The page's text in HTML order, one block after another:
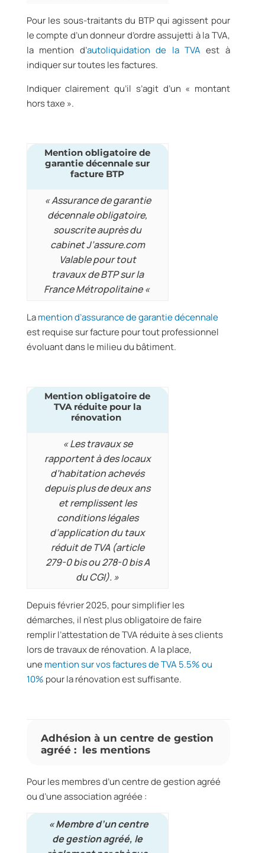
Pour les sous-traitants du BTP qui agissent pour
le compte d’un donneur d’ordre assujetti à la TVA,
la mention d’autoliquidation de la TVA est à
indiquer sur toutes les factures.
Indiquer clairement qu’il s’agit d’un « montant
hors taxe ».
Mention obligatoire de
garantie décennale sur
facture BTP
« Assurance de garantie
décennale obligatoire,
souscrite auprès du
cabinet J’assure.com
Valable pour tout
travaux de BTP sur la
France Métropolitaine «
Lamention d’assurance de garantie décennale
est requise sur facture pour tout professionnel
évoluant dans le milieu du bâtiment.
Mention obligatoire de
TVA réduite pour la
rénovation
« Les travaux se
rapportent à des locaux
d’habitation achevés
depuis plus de deux ans
et remplissent les
conditions légales
d’application du taux
réduit de TVA (article
279-0 bis ou 278-0 bis A
du CGI). »
Depuis février 2025, pour simplifier les
démarches, il n’est plus obligatoire de faire
remplir l’attestation de TVA réduite à ses clients
lors de travaux de rénovation. A la place,
une mention sur vos factures de TVA 5.5% ou
10% pour la rénovation est suffisante.
Adhésion à un centre de gestion
agréé : les mentions
Pour les membres d’un centre de gestion agréé
ou d’une association agréée :
« Membre d’un centre
de gestion agréé, le